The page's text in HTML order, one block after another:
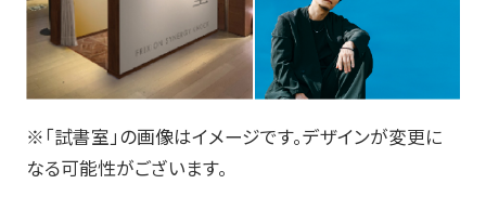
※「試書室」の画像はイメージです。デザインが変更に
なる可能性がございます。